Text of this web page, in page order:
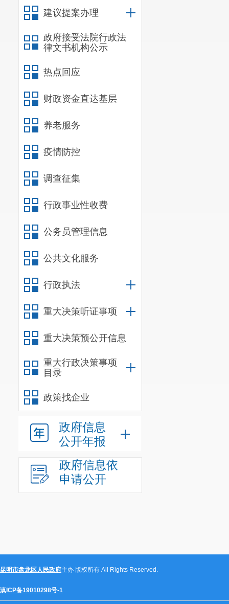
建议提案办理
政府接受法院行政法
律文书机构公示
热点回应
财政资金直达基层
养老服务
疫情防控
调查征集
行政事业性收费
公务员管理信息
公共文化服务
行政执法
重大决策听证事项
重大决策预公开信息
重大行政决策事项
目录
政策找企业
政府信息
公开年报
政府信息依
申请公开
昆明市盘龙区人民政府主办 版权所有 All Rights Reserved.
滇ICP备19010298号-1